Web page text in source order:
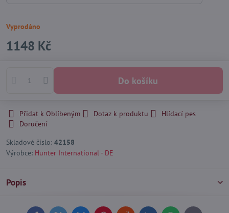
Vyprodáno
1148 Kč
Do košíku
Přidat k Oblíbeným Dotaz k produktu
Hlídací pes
Doručení
Skladové číslo: 42158
Výrobce: Hunter International - DE
Popis